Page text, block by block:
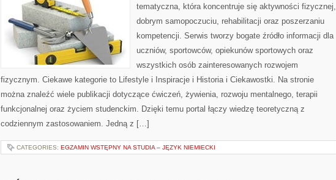
tematyczna, która koncentruje się aktywności fizycznej,
dobrym samopoczuciu, rehabilitacji oraz poszerzaniu
kompetencji. Serwis tworzy bogate źródło informacji dla
uczniów, sportowców, opiekunów sportowych oraz
wszystkich osób zainteresowanych rozwojem
fizycznym. Ciekawe kategorie to Lifestyle i Inspiracje i Historia i Ciekawostki. Na stronie
można znaleźć wiele publikacji dotyczące ćwiczeń, żywienia, rozwoju mentalnego, terapii
funkcjonalnej oraz życiem studenckim. Dzięki temu portal łączy wiedzę teoretyczną z
codziennym zastosowaniem. Jedną z […]
CATEGORIES: EGZAMIN WSTĘPNY NA STUDIA – JĘZYK NIEMIECKI